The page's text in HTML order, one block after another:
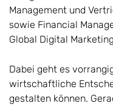
Management und
sowie Financial
Global Digital
Dabei geht es
wirtschaftliche
gestalten können.